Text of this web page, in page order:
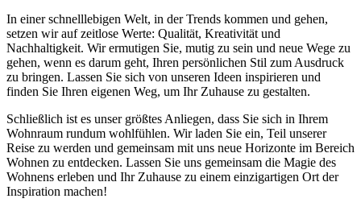
In einer schnelllebigen Welt, in der Trends kommen und gehen,
setzen wir auf zeitlose Werte: Qualität, Kreativität und
Nachhaltigkeit. Wir ermutigen Sie, mutig zu sein und neue Wege zu
gehen, wenn es darum geht, Ihren persönlichen Stil zum Ausdruck
zu bringen. Lassen Sie sich von unseren Ideen inspirieren und
finden Sie Ihren eigenen Weg, um Ihr Zuhause zu gestalten.
Schließlich ist es unser größtes Anliegen, dass Sie sich in Ihrem
Wohnraum rundum wohlfühlen. Wir laden Sie ein, Teil unserer
Reise zu werden und gemeinsam mit uns neue Horizonte im Bereich
Wohnen zu entdecken. Lassen Sie uns gemeinsam die Magie des
Wohnens erleben und Ihr Zuhause zu einem einzigartigen Ort der
Inspiration machen!